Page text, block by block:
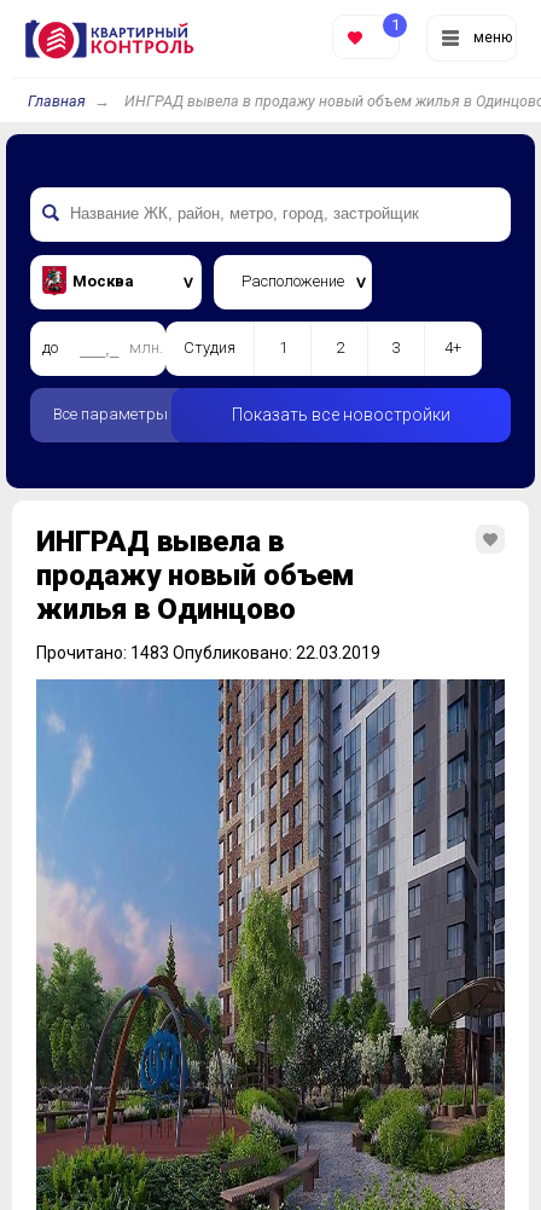
меню
1
Главная ИНГРАД вывела в продажу новый объем жилья в
Москва Расположение
до млн. Студия 1 2 3 4+
Все параметры Показать все новостройки
ИНГРАД вывела в
продажу новый объем
жилья в Одинцово
Прочитано: 1483 Опубликовано: 22.03.2019